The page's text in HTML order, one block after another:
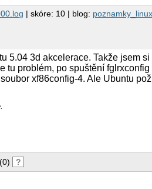
| skóre: 10 | blog:
5.04 3d akcelerace. Takže jsem
tu problém, po spuštění
xf86config-4. Ale Ubuntu
(0) ?